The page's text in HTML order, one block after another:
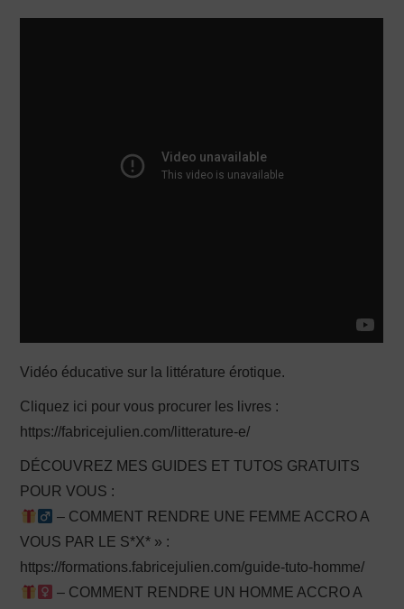
Vidéo éducative sur la littérature érotique.
Cliquez ici pour vous procurer les livres :
https://fabricejulien.com/litterature-e/
DÉCOUVREZ MES GUIDES ET TUTOS GRATUITS
POUR VOUS :
– COMMENT RENDRE UNE FEMME ACCRO A
VOUS PAR LE S*X* » :
https://formations.fabricejulien.com/guide-tuto-homme/
– COMMENT RENDRE UN HOMME ACCRO A